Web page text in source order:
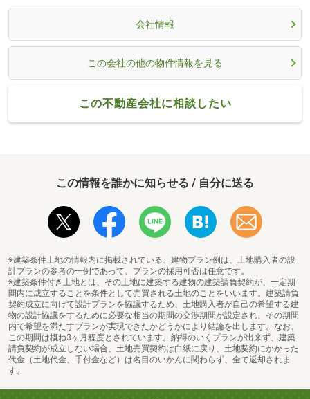
会社情報
この会社の他の物件情報を見る
この不動産会社に相談したい
この情報を誰かに知らせる / 自分に送る
※建築条件土地の情報内に掲載されている、建物プラン例は、土地購入者の設
計プランの参考の一例であって、プランの採用可否は任意です。
※建築条件付き土地とは、その土地に建築する建物の建築請負契約が、一定期
間内に成立することを条件として売買される土地のことをいいます。建築請負
契約成立に向けて設計プランを協議するため、土地購入者が自己の希望する建
物の設計協議をするために必要な相当の期間の交渉期間が設定され、その期間
内で希望を満たすプランが実現できたかどうかにより結論を出します。なお、
この期間は概ね3ヶ月程度とされています。納得のいくプランが出来ず、建築
請負契約が成立しない場合、土地売買契約は白紙に戻り、土地契約にかかった
代金（土地代金、手付金など）は名目のいかんに関わらず、全て返却されま
す。